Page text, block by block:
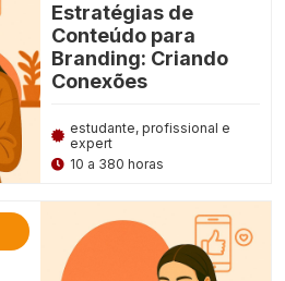
Estratégias de
Conteúdo para
Branding: Criando
Conexões
estudante, profissional e
expert
10 a 380 horas